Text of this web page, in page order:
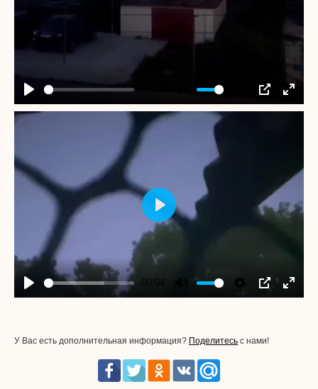
Play Mute SettingsPIP
Enter
Play
-00:04
Mute SettingsPIP
Enter
Play
У Вас есть дополнительная информация? Поделитесь с нами!